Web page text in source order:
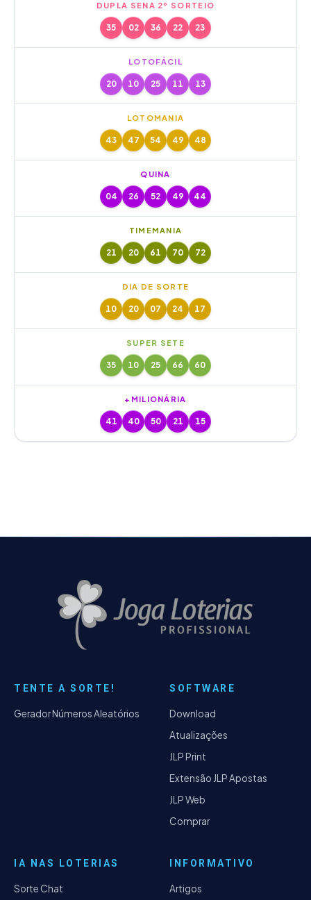
DUPLA SENA 2º SORTEIO
35 02 36 22 23
LOTOFÁCIL
20 10 25 11 13
LOTOMANIA
43 47 54 49 48
QUINA
04 26 52 49 44
TIMEMANIA
21 20 61 70 72
DIA DE SORTE
10 20 07 24 17
SUPER SETE
35 10 25 66 60
+MILIONÁRIA
41 40 50 21 15
TENTE A SORTE!
Gerador Números Aleatórios
SOFTWARE
Download
Atualizações
JLP Print
Extensão JLP Apostas
JLP Web
Comprar
IA NAS LOTERIAS
Sorte Chat
INFORMATIVO
Artigos